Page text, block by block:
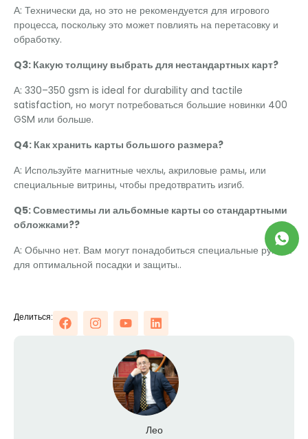
А: Технически да, но это не рекомендуется для игрового
процесса, поскольку это может повлиять на перетасовку и
обработку.
Q3: Какую толщину выбрать для нестандартных карт?
А: 330–350 gsm is ideal for durability and tactile
satisfaction, но могут потребоваться большие новинки 400
GSM или больше.
Q4: Как хранить карты большого размера?
А: Используйте магнитные чехлы, акриловые рамы, или
специальные витрины, чтобы предотвратить изгиб.
Q5: Совместимы ли альбомные карты со стандартными
обложками??
А: Обычно нет. Вам могут понадобиться специальные рукава
для оптимальной посадки и защиты..
Делиться:
Лео